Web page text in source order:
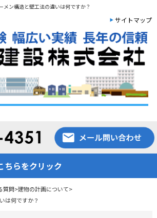
メン構造と壁工法の違いは何ですか？
サイトマップ
ちらをクリック
質問>建物の計画について>
は何ですか？